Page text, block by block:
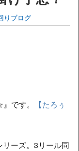
りブログ
です。
【たろぅ
ーズ。3リール同